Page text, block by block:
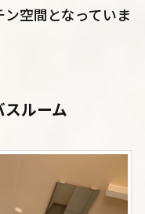
空間となっていま
スルーム